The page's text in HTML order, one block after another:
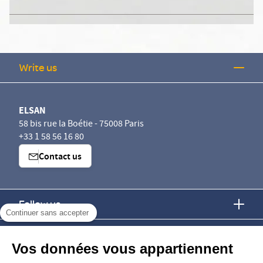
Continuer sans accepter
Vos données vous appartiennent
Write us
ELSAN
58 bis rue la Boétie - 75008 Paris
+33 1 58 56 16 80
Contact us
Follow us